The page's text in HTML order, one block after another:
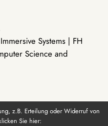
Systems | FH
Science and
z.B. Erteilung oder Widerruf von
Sie hier: